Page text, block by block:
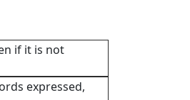
if it is not
expressed,